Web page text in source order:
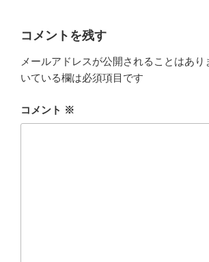
c
e
b
o
o
tt
er
e
r
コメントを残す
メールアドレスが公開されることはあり
いている欄は必須項目です
コメント ※